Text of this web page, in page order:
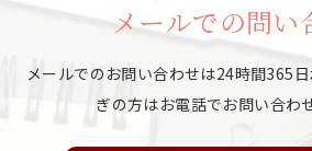
メールでの問い
メールでのお問い合わせは24時間365日
ぎの方はお電話でお問い合わ